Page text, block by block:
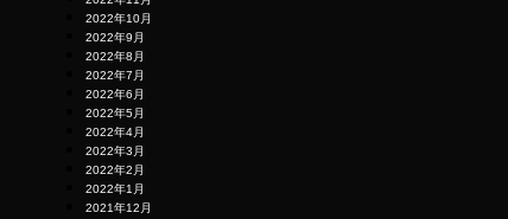
2022年10月
2022年9月
2022年8月
2022年7月
2022年6月
2022年5月
2022年4月
2022年3月
2022年2月
2022年1月
2021年12月